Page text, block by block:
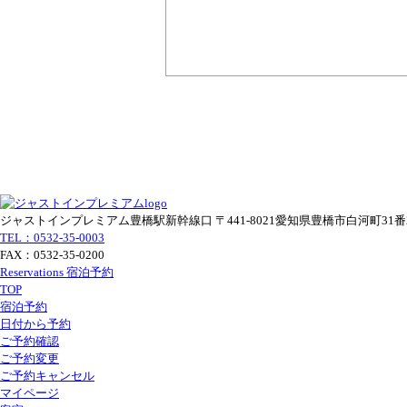
ジャストインプレミアム豊橋駅新幹線口 〒441-8021愛知県豊橋市白河町31
TEL：0532-35-0003
FAX：0532-35-0200
Reservations 宿泊予約
TOP
宿泊予約
日付から予約
ご予約確認
ご予約変更
ご予約キャンセル
マイページ